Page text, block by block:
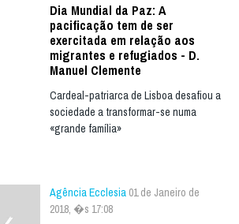
Dia Mundial da Paz: A
pacificação tem de ser
exercitada em relação aos
migrantes e refugiados - D.
Manuel Clemente
Cardeal-patriarca de Lisboa desafiou a
sociedade a transformar-se numa
«grande família»
Agência Ecclesia 01 de Janeiro de
2018, �s 17:08